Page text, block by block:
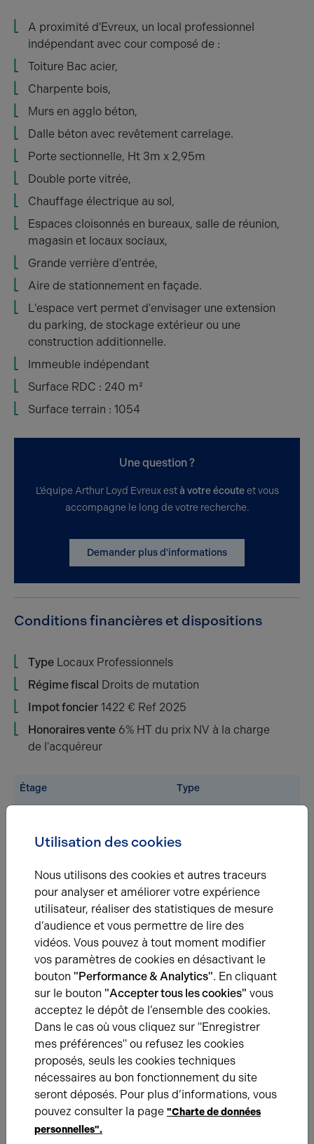
A proximité d'Evreux, un local professionnel
indépendant avec cour composé de :
Toiture Bac acier,
Charpente bois,
Murs en agglo béton,
Dalle béton avec revêtement carrelage.
Porte sectionnelle, Ht 3m x 2,95m
Double porte vitrée,
Chauffage électrique au sol,
Espaces cloisonnés en bureaux, salle de réunion,
magasin et locaux sociaux,
Grande verrière d'entrée,
Aire de stationnement en façade.
L'espace vert permet d'envisager une extension
du parking, de stockage extérieur ou une
construction additionnelle.
Immeuble indépendant
Surface RDC : 240 m²
Surface terrain : 1054
Une question ?
L’équipe Arthur Loyd Evreux est à votre écouteet vous
accompagne le long de votre recherche.
Demander plus d'informations
Conditions financières et dispositions
Type Locaux Professionnels
Régime fiscal Droits de mutation
Impot foncier 1422 € Ref 2025
Honoraires vente 6% HT du prix NV à la charge
de l'acquéreur
Étage Type
RDC Locaux Professionnels
Total Cellule Locaux Professionnels
Total /
Énergie
B C D E F G
Utilisation des cookies
Nous utilisons des cookies et autres traceurs
pour analyser et améliorer votre expérience
utilisateur, réaliser des statistiques de mesure
d’audience et vous permettre de lire des
vidéos. Vous pouvez à tout moment modifier
vos paramètres de cookies en désactivant le
bouton "Performance & Analytics". En cliquant
sur le bouton "Accepter tous les cookies" vous
acceptez le dépôt de l’ensemble des cookies.
Dans le cas où vous cliquez sur "Enregistrer
mes préférences" ou refusez les cookies
proposés, seuls les cookies techniques
nécessaires au bon fonctionnement du site
seront déposés. Pour plus d’informations, vous
pouvez consulter la page "Charte de données
personnelles".